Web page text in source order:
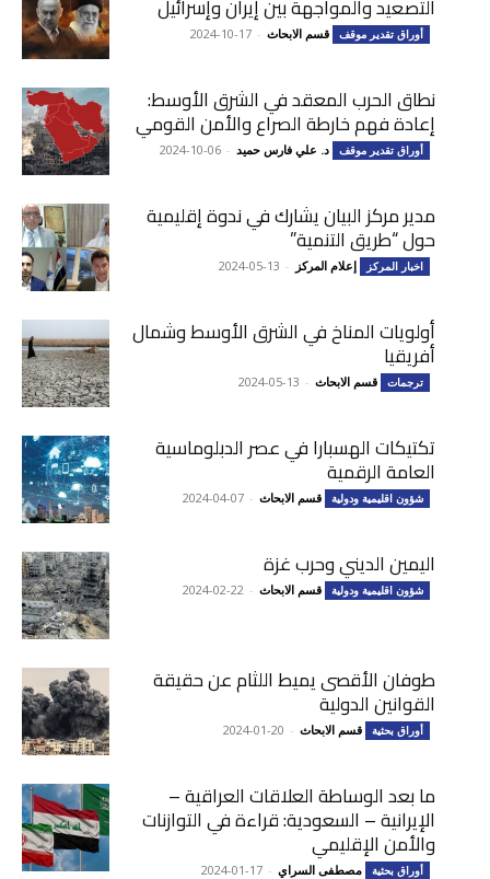
التصعيد والمواجهة بين إيران وإسرائيل
أوراق تقدير موقف قسم الابحاث -
2024-10-17
نطاق الحرب المعقد في الشرق الأوسط:
إعادة فهم خارطة الصراع والأمن القومي
أوراق تقدير موقف د. علي فارس حميد -
2024-10-06
مدير مركز البيان يشارك في ندوة إقليمية
حول “طريق التنمية”
اخبار المركز إعلام المركز -
2024-05-13
أولويات المناخ في الشرق الأوسط وشمال
أفريقيا
ترجمات قسم الابحاث -
2024-05-13
تكتيكات الهسبارا في عصر الدبلوماسية
العامة الرقمية
شؤون اقليمية ودولية قسم الابحاث -
2024-04-07
اليمين الديني وحرب غزة
شؤون اقليمية ودولية قسم الابحاث -
2024-02-22
طوفان الأقصى يميط اللثام عن حقيقة
القوانين الدولية
أوراق بحثية قسم الابحاث -
2024-01-20
ما بعد الوساطة العلاقات العراقية –
الإيرانية – السعودية: قراءة في التوازنات
والأمن الإقليمي
أوراق بحثية مصطفى السراي -
2024-01-17